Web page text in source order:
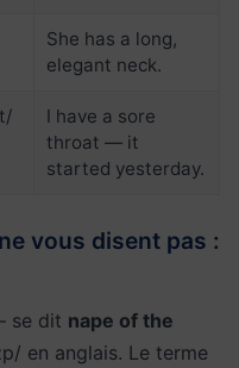
She has a long,
elegant neck.
I have a sore
throat — it
started yesterday.
vous disent pas :
se dit nape of the
en anglais. Le terme